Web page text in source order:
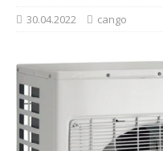
30.04.2022 cango